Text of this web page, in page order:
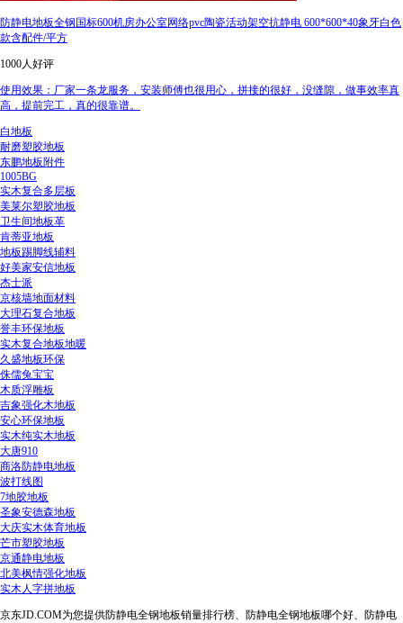
防静电地板全钢国标600机房办公室网络pvc陶瓷活动架空抗静电 600*600*40象牙白色
款含配件/平方
1000人好评
使用效果：厂家一条龙服务，安装师傅也很用心，拼接的很好，没缝隙，做事效率真
高，提前完工，真的很靠谱。
白地板
耐磨塑胶地板
东鹏地板附件
1005BG
实木复合多层板
美莱尔塑胶地板
卫生间地板革
肯蒂亚地板
地板踢脚线辅料
好美家安信地板
杰士派
京核墙地面材料
大理石复合地板
誉丰环保地板
实木复合地板地暖
久盛地板环保
侏儒兔宝宝
木质浮雕板
吉象强化木地板
安心环保地板
实木纯实木地板
大唐910
商洛防静电地板
波打线图
7地胶地板
圣象安德森地板
大庆实木体育地板
芒市塑胶地板
京通静电地板
北美枫情强化地板
实木人字拼地板
京东JD.COM为您提供防静电全钢地板销量排行榜、防静电全钢地板哪个好、防静电